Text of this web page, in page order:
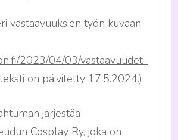
vastaavuuksien työn kuvaan
2023/04/03/vastaavuudet-
on päivitetty 17.5.2024.)
järjestää
Cosplay Ry, joka on